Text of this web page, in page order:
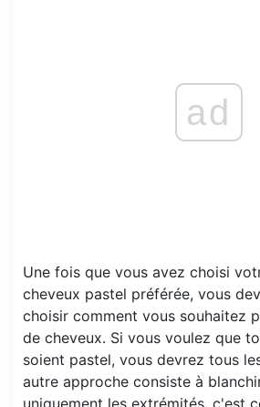
ad
Une fois que vous avez choisi
cheveux pastel préférée, vous
choisir comment vous souhaitez
de cheveux. Si vous voulez que
soient pastel, vous devrez tous
autre approche consiste à
uniquement les extrémités, c'est